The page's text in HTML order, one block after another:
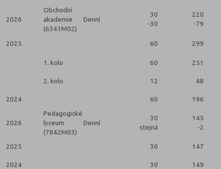
2026
Obchodní
akademie
(6341M02)
Denní
30
-30
220
-79
2025 60 299
1. kolo
60 251
2. kolo 12 48
2024 60 196
2026
Pedagogické
lyceum
(7842M03)
Denní
30
stejná
145
-2
2025 30 147
2024 30 149